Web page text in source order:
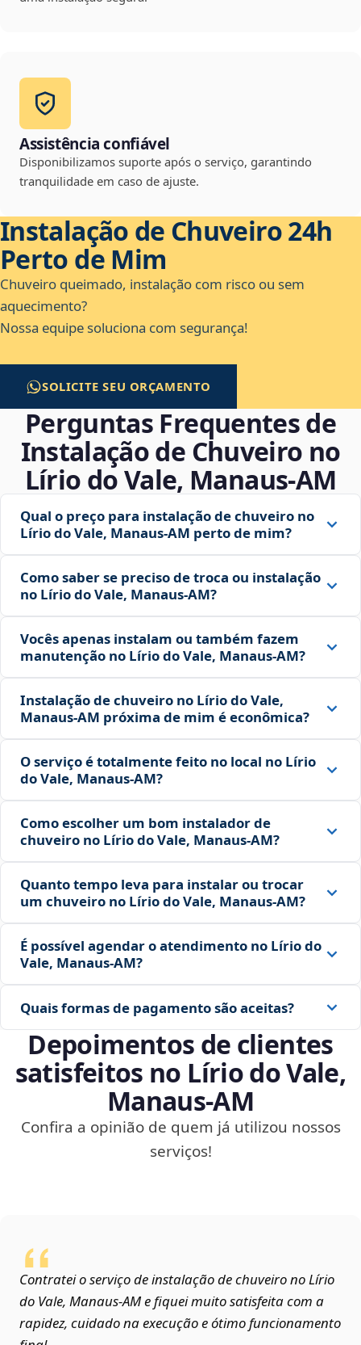
Assistência confiável
Disponibilizamos suporte após o serviço, garantindo
tranquilidade em caso de ajuste.
Instalação de Chuveiro 24h
Perto de Mim
Chuveiro queimado, instalação com risco ou sem
aquecimento?
Nossa equipe soluciona com segurança!
SOLICITE SEU ORÇAMENTO
Perguntas Frequentes de
Instalação de Chuveiro no
Lírio do Vale, Manaus‑AM
Qual o preço para instalação de chuveiro no
Lírio do Vale, Manaus‑AM perto de mim?
Como saber se preciso de troca ou instalação
no Lírio do Vale, Manaus‑AM?
Vocês apenas instalam ou também fazem
manutenção no Lírio do Vale, Manaus‑AM?
Instalação de chuveiro no Lírio do Vale,
Manaus‑AM próxima de mim é econômica?
O serviço é totalmente feito no local no Lírio
do Vale, Manaus‑AM?
Como escolher um bom instalador de
chuveiro no Lírio do Vale, Manaus‑AM?
Quanto tempo leva para instalar ou trocar
um chuveiro no Lírio do Vale, Manaus‑AM?
É possível agendar o atendimento no Lírio do
Vale, Manaus‑AM?
Quais formas de pagamento são aceitas?
Depoimentos de clientes
satisfeitos no Lírio do Vale,
Manaus‑AM
Confira a opinião de quem já utilizou nossos
serviços!
Contratei o serviço de instalação de chuveiro no Lírio
do Vale, Manaus‑AM e fiquei muito satisfeita com a
rapidez, cuidado na execução e ótimo funcionamento